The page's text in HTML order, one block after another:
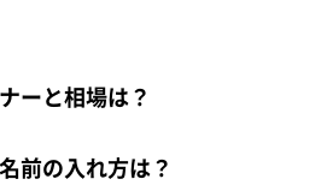
ーと相場は？
前の入れ方は？